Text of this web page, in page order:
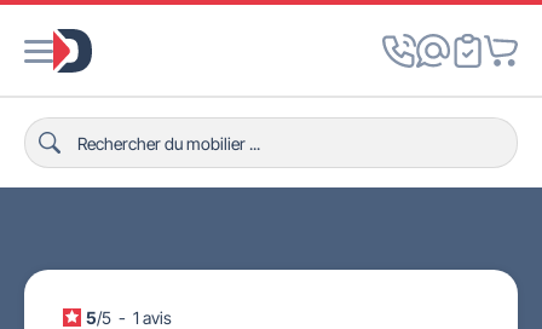
5/5 - 1 avis